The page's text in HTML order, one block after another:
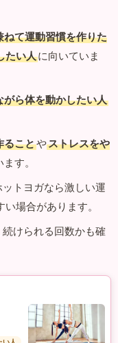
ねて運動習慣を作りた
たい人に向いていま
がら体を動かしたい人
ることやストレスをや
す。
トヨガなら激しい運
い場合があります。
けられる回数かも確